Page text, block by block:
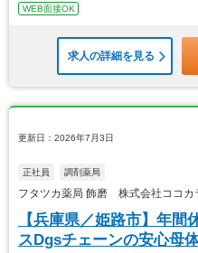
WEB面接OK
求人の詳細を見る
更新日：2026年7月3日
正社員 調剤薬局
フタツカ薬局 飾磨 株式会社ココカ
【兵庫県／姫路市】年
スDgsチェーンの安心母